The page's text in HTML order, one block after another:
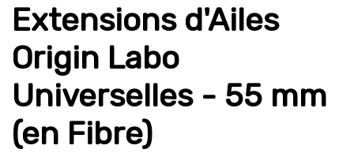
Extensions d'Ailes
Origin Labo
Universelles - 55 mm
(en Fibre)